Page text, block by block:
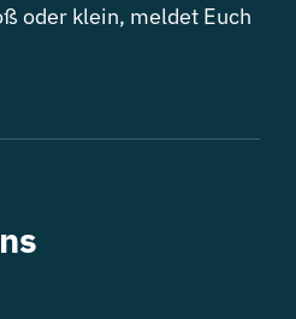
oder klein, meldet Euch